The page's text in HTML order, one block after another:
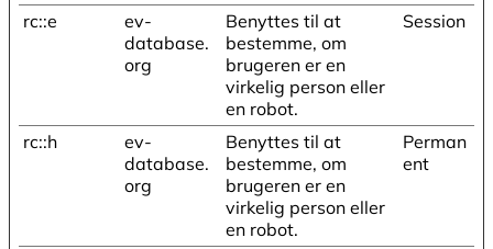
rc::e
ev-
database.
org
Benyttes til at
bestemme, om
brugeren er en
virkelig person eller
en robot.
Session
rc::h
ev-
database.
org
Benyttes til at
bestemme, om
brugeren er en
virkelig person eller
en robot.
Perman
ent